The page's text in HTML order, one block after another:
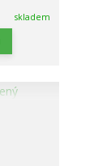
skladem